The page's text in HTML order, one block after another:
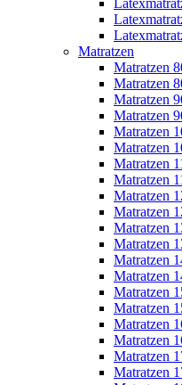
Matratzen
Matratzen
Matratzen
Matratzen
Matratzen
Matratzen
Matratzen
Matratzen
Matratzen
Matratzen
Matratzen
Matratzen
Matratzen
Matratzen
Matratzen
Matratzen
Matratzen
Matratzen
Matratzen
Matratzen
Matratzen